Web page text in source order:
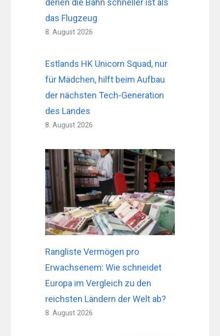
denen die Bahn schneller ist als
das Flugzeug
8. August 2026
Estlands HK Unicorn Squad, nur
für Mädchen, hilft beim Aufbau
der nächsten Tech-Generation
des Landes
8. August 2026
Rangliste Vermögen pro
Erwachsenem: Wie schneidet
Europa im Vergleich zu den
reichsten Ländern der Welt ab?
8. August 2026